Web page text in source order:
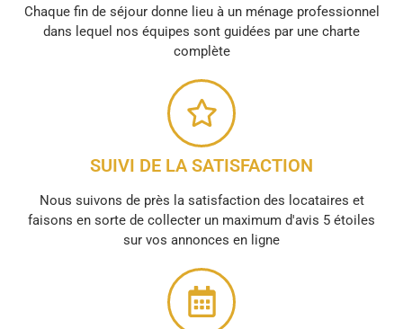
Chaque fin de séjour donne lieu à un ménage professionnel
dans lequel nos équipes sont guidées par une charte
complète
SUIVI DE LA SATISFACTION
Nous suivons de près la satisfaction des locataires et
faisons en sorte de collecter un maximum d'avis 5 étoiles
sur vos annonces en ligne